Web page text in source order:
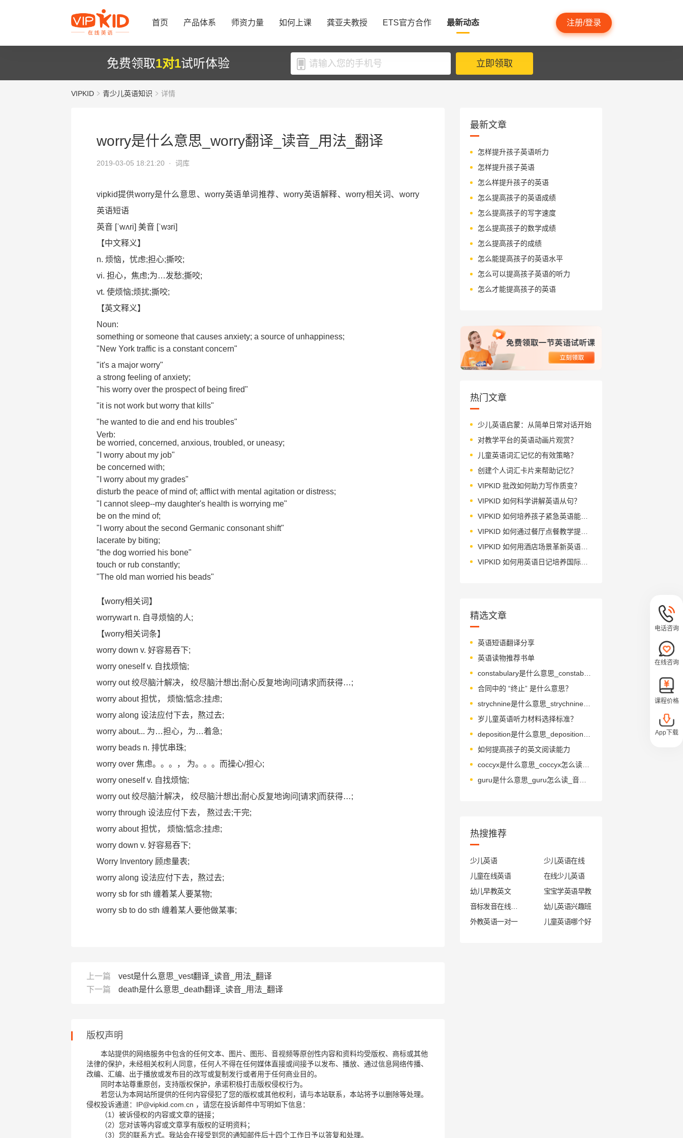
首页 产品体系 师资力量 如何上课 龚亚夫教授 ETS官方合作 最新动态 注册/登录
免费领取1对1试听体验 立即领取
VIPKID 青少儿英语知识 详情
worry是什么意思_worry翻译_读音_用法_翻译
2019-03-05 18:21:20 · 词库
vipkid提供worry是什么意思、worry英语单词推荐、worry英语解释、worry相关词、worry
英语短语
英音 [ˈwʌri] 美音 [ˈwɜri]
【中文释义】
n. 烦恼，忧虑;担心;撕咬;
vi. 担心，焦虑;为…发愁;撕咬;
vt. 使烦恼;烦扰;撕咬;
【英文释义】
Noun:
something or someone that causes anxiety; a source of unhappiness;
"New York traffic is a constant concern"
"it's a major worry"
a strong feeling of anxiety;
"his worry over the prospect of being fired"
"it is not work but worry that kills"
"he wanted to die and end his troubles"
Verb:
be worried, concerned, anxious, troubled, or uneasy;
"I worry about my job"
be concerned with;
"I worry about my grades"
disturb the peace of mind of; afflict with mental agitation or distress;
"I cannot sleep--my daughter's health is worrying me"
be on the mind of;
"I worry about the second Germanic consonant shift"
lacerate by biting;
"the dog worried his bone"
touch or rub constantly;
"The old man worried his beads"
【worry相关词】
worrywart n. 自寻烦恼的人;
【worry相关词条】
worry down v. 好容易吞下;
worry oneself v. 自找烦恼;
worry out 绞尽脑汁解决， 绞尽脑汁想出;耐心反复地询问[请求]而获得…;
worry about 担忧， 烦恼;惦念;挂虑;
worry along 设法应付下去，熬过去;
worry about... 为…担心，为…着急;
worry beads n. 排忧串珠;
worry over 焦虑。。。， 为。。。而操心/担心;
worry oneself v. 自找烦恼;
worry out 绞尽脑汁解决， 绞尽脑汁想出;耐心反复地询问[请求]而获得…;
worry through 设法应付下去， 熬过去;干完;
worry about 担忧， 烦恼;惦念;挂虑;
worry down v. 好容易吞下;
Worry Inventory 顾虑量表;
worry along 设法应付下去，熬过去;
worry sb for sth 缠着某人要某物;
worry sb to do sth 缠着某人要他做某事;
上一篇
vest是什么意思_vest翻译_读音_用法_翻译
下一篇
death是什么意思_death翻译_读音_用法_翻译
版权声明
本站提供的网络服务中包含的任何文本、图片、图形、音视频等原创性内容和资料均受版权、商标或其他
法律的保护，未经相关权利人同意，任何人不得在任何媒体直接或间接予以发布、播放、通过信息网络传播、
改编、汇编、出于播放或发布目的改写或复制发行或者用于任何商业目的。
同时本站尊重原创，支持版权保护，承诺积极打击版权侵权行为。
若您认为本网站所提供的任何内容侵犯了您的版权或其他权利，请与本站联系，本站将予以删除等处理。
侵权投诉通道：IP@vipkid.com.cn ，请您在投诉邮件中写明如下信息：
（1）被诉侵权的内容或文章的链接；
（2）您对该等内容或文章享有版权的证明资料；
（3）您的联系方式。我站会在接受到您的通知邮件后十四个工作日予以答复和处理。
最新文章
怎样提升孩子英语听力
怎样提升孩子英语
怎么样提升孩子的英语
怎么提高孩子的英语成绩
怎么提高孩子的写字速度
怎么提高孩子的数学成绩
怎么提高孩子的成绩
怎么能提高孩子的英语水平
怎么可以提高孩子英语的听力
怎么才能提高孩子的英语
热门文章
少儿英语启蒙：从简单日常对话开始
对教学平台的英语动画片观赏？
儿童英语词汇记忆的有效策略？
创建个人词汇卡片来帮助记忆？
VIPKID 批改如何助力写作质变？
VIPKID 如何科学讲解英语从句？
VIPKID 如何培养孩子紧急英语能力？
VIPKID 如何通过餐厅点餐教学提升少儿英语应用能力？
VIPKID 如何用酒店场景革新英语教学？
VIPKID 如何用英语日记培养国际化人才？
精选文章
英语短语翻译分享
英语读物推荐书单
constabulary是什么意思_constabulary怎么读_音标kən'stæbjələrɪ
合同中的 “终止” 是什么意思？
strychnine是什么意思_strychnine怎么读_音标'strɪkni-n
岁儿童英语听力材料选择标准？
如何提高孩子的英文阅读能力
coccyx是什么意思_coccyx怎么读_音标ˈkɒksɪks
guru是什么意思_guru怎么读_音标'ɡʊru-
热搜推荐
少儿英语
少儿英语在线
儿童在线英语
在线少儿英语
幼儿早教英文
宝宝学英语早教
幼儿英语兴趣班
外教英语一对一
儿童英语哪个好
电话咨询
在线咨询
课程价格
App下载